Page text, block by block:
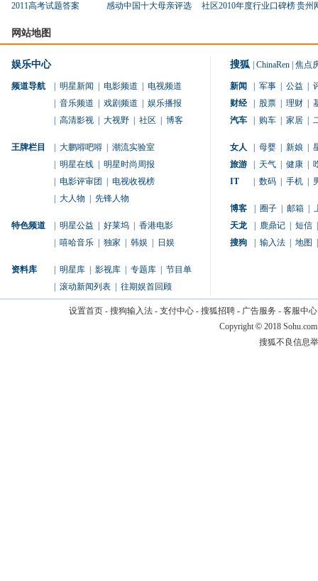
2011高考试题答案
感动中国十大母亲评选 社区2010年度行业口碑榜贵州
网站地图
娱乐中心
频道导航 明星新闻 电影频道
电视频道
音乐频道 戏剧频道
娱乐播报
高清影视 大视野 社区 博客
王牌栏目 大鹏嘚吧嘚
潮流实验室
明星在线
明星时尚周报
电影评审团
电视收视榜
大人物 先锋人物
特色频道 明星公益 好莱坞
香港电影
嘻哈音乐 独家 韩娱 日娱
资料库 明星库 影视库 专题库
节目单
滚动新闻列表 往期娱首回顾
搜狐 ChinaRen 焦点
新闻 军事 公益
财经
股票 理财
汽车
购车 家居
女人 母婴 新娘
旅游
天气 健康
IT
数码 手机
博客 圈子 邮箱
天龙
鹿鼎记 短信
搜狗
输入法 地图
设置首页- 搜狗输入法- 支付中心- 搜狐招聘- 广告服务 - 客服中心
Copyright © 2018
搜狐不良信息